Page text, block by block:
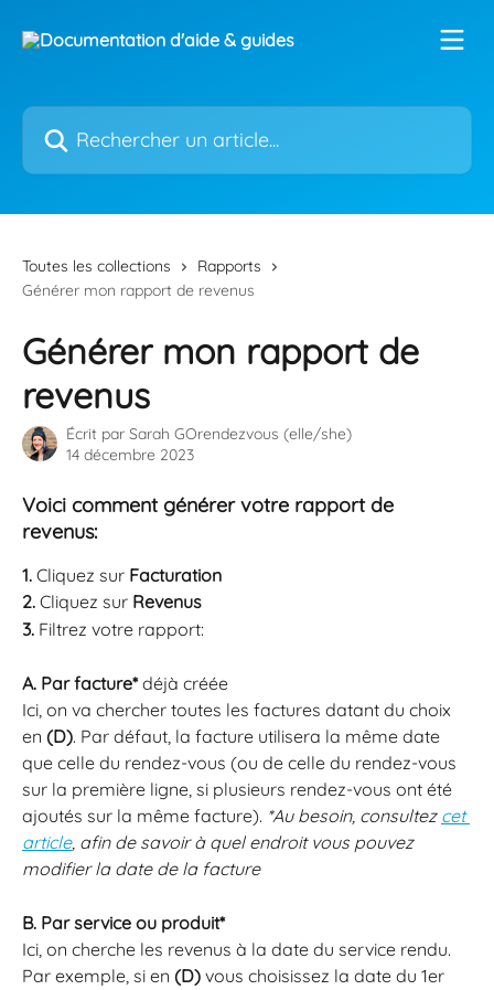
Rechercher un article...
Toutes les collections
Rapports
Générer mon rapport de revenus
Générer mon rapport de
revenus
Écrit par Sarah GOrendezvous (elle/she)
14 décembre 2023
Voici comment générer votre rapport de
revenus:
1. Cliquez sur Facturation
2. Cliquez sur Revenus
3. Filtrez votre rapport:
A. Par facture* déjà créée
Ici, on va chercher toutes les factures datant du choix
en (D). Par défaut, la facture utilisera la même date
que celle du rendez-vous (ou de celle du rendez-vous
sur la première ligne, si plusieurs rendez-vous ont été
ajoutés sur la même facture). *Au besoin, consultez cet
article, afin de savoir à quel endroit vous pouvez
modifier la date de la facture
B. Par service ou produit*
Ici, on cherche les revenus à la date du service rendu.
Par exemple, si en (D) vous choisissez la date du 1er